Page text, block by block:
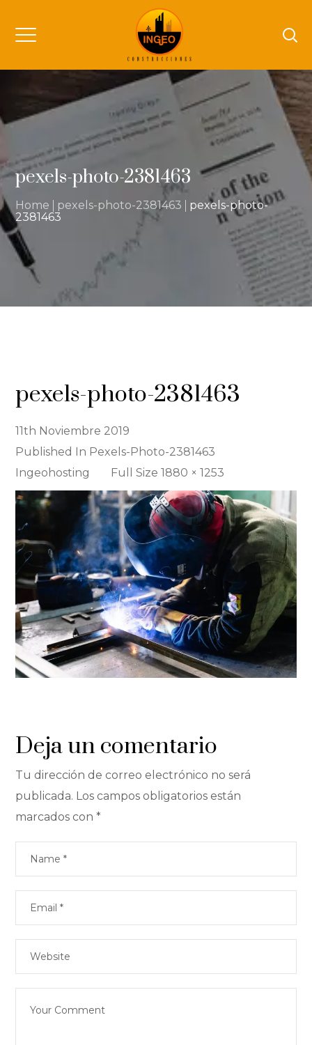
pexels-photo-2381463
Home pexels-photo-2381463
pexels-photo-
2381463
pexels-photo-2381463
11th Noviembre 2019
Published In Pexels-Photo-2381463
Ingeohosting
Full
Size
Full Size 1880 × 1253
Deja un comentario
Tu dirección de correo electrónico no será
publicada. Los campos obligatorios están
marcados con*